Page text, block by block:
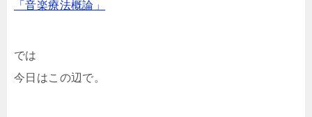
「音楽療法概論」
では
今日はこの辺で。